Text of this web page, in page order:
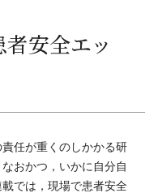
安全エッ
任が重くのしかかる研
おかつ，いかに自分自
では，現場で患者安全